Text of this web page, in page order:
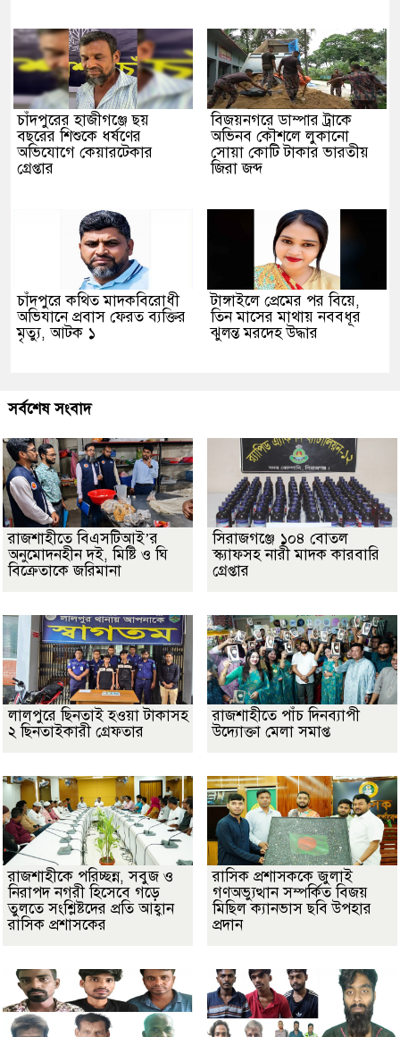
চাঁদপুরের হাজীগঞ্জে ছয়
বছরের শিশুকে ধর্ষণের
অভিযোগে কেয়ারটেকার
গ্রেপ্তার
বিজয়নগরে ডাম্পার ট্রাকে
অভিনব কৌশলে লুকানো
সোয়া কোটি টাকার ভারতীয়
জিরা জব্দ
চাঁদপুরে কথিত মাদকবিরোধী
অভিযানে প্রবাস ফেরত ব্যক্তির
মৃত্যু, আটক ১
টাঙ্গাইলে প্রেমের পর বিয়ে,
তিন মাসের মাথায় নববধূর
ঝুলন্ত মরদেহ উদ্ধার
সর্বশেষ সংবাদ
রাজশাহীতে বিএসটিআই’র
অনুমোদনহীন দই, মিষ্টি ও ঘি
বিক্রেতাকে জরিমানা
সিরাজগঞ্জে ১০৪ বোতল
স্ক্যাফসহ নারী মাদক কারবারি
গ্রেপ্তার
লালপুরে ছিনতাই হওয়া টাকাসহ
২ ছিনতাইকারী গ্রেফতার
রাজশাহীতে পাঁচ দিনব্যাপী
উদ্যোক্তা মেলা সমাপ্ত
রাজশাহীকে পরিচ্ছন্ন, সবুজ ও
নিরাপদ নগরী হিসেবে গড়ে
তুলতে সংশ্লিষ্টদের প্রতি আহ্বান
রাসিক প্রশাসকের
রাসিক প্রশাসককে জুলাই
গণঅভ্যুত্থান সম্পর্কিত বিজয়
মিছিল ক্যানভাস ছবি উপহার
প্রদান